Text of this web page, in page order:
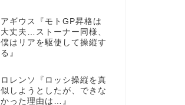
アギウス『モトGP昇格は
大丈夫…ストーナー同様、
僕はリアを駆使して操縦す
る』
ロレンソ『ロッシ操縦を真
似しようとしたが、できな
かった理由は…』